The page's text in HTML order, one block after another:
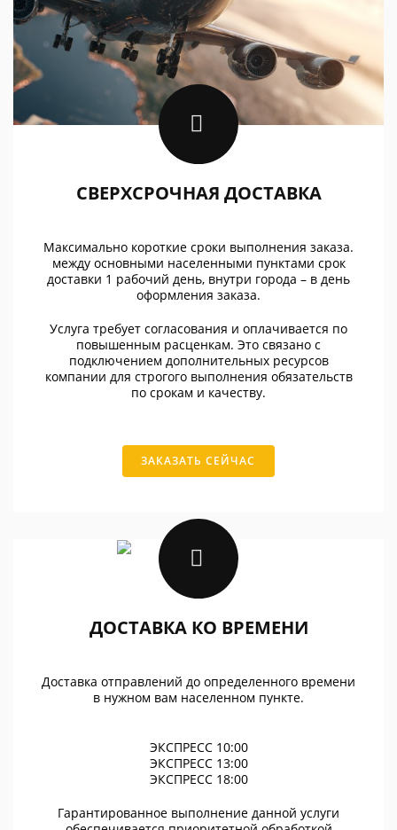
СВЕРХСРОЧНАЯ ДОСТАВКА
Максимально короткие сроки выполнения заказа.
между основными населенными пунктами срок
доставки 1 рабочий день, внутри города – в день
оформления заказа.
Услуга требует согласования и оплачивается по
повышенным расценкам. Это связано с
подключением дополнительных ресурсов
компании для строгого выполнения обязательств
по срокам и качеству.
ЗАКАЗАТЬ СЕЙЧАС
ДОСТАВКА КО ВРЕМЕНИ
Доставка отправлений до определенного времени
в нужном вам населенном пункте.
ЭКСПРЕСС 10:00
ЭКСПРЕСС 13:00
ЭКСПРЕСС 18:00
Гарантированное выполнение данной услуги